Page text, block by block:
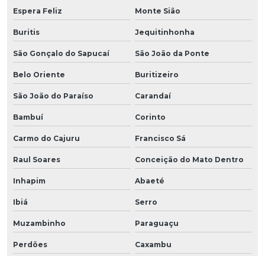
Espera Feliz Monte Sião
Buritis Jequitinhonha
São Gonçalo do Sapucaí São João da Ponte
Belo Oriente Buritizeiro
São João do Paraíso Carandaí
Bambuí Corinto
Carmo do Cajuru Francisco Sá
Raul Soares Conceição do Mato Dentro
Inhapim Abaeté
Ibiá Serro
Muzambinho Paraguaçu
Perdões Caxambu